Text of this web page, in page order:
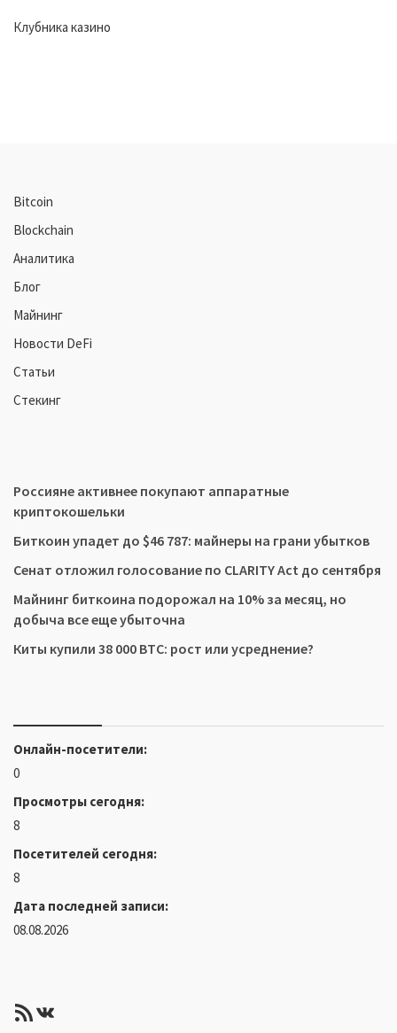
Клубника казино
Bitcoin
Blockchain
Аналитика
Блог
Майнинг
Новости DeFi
Статьи
Стекинг
Россияне активнее покупают аппаратные
криптокошельки
Биткоин упадет до $46 787: майнеры на грани убытков
Сенат отложил голосование по CLARITY Act до сентября
Майнинг биткоина подорожал на 10% за месяц, но
добыча все еще убыточна
Киты купили 38 000 BTC: рост или усреднение?
Онлайн-посетители:
0
Просмотры сегодня:
8
Посетителей сегодня:
8
Дата последней записи:
08.08.2026
RSS-лентаВКонтакте